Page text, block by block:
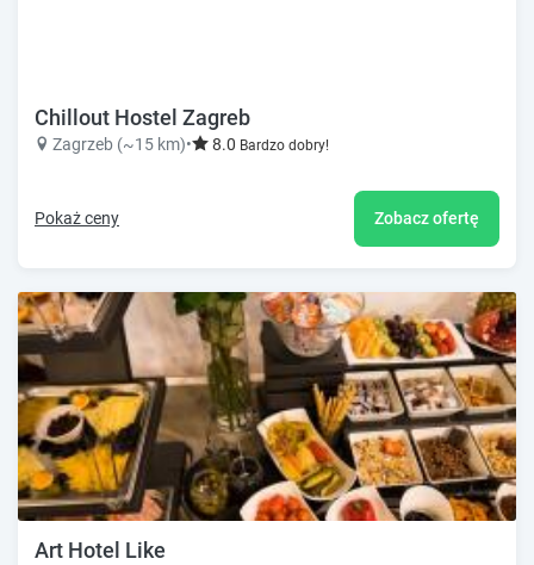
Chillout Hostel Zagreb
Zagrzeb (~15 km)• 8.0 Bardzo dobry!
Pokaż ceny Zobacz ofertę
Art Hotel Like